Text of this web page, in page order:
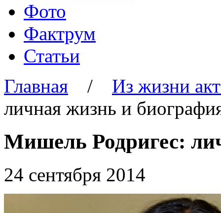
Фото
Фактрум
Статьи
Главная / Из жизни
личная жизнь и
Мишель Родригес:
24 сентября 2014